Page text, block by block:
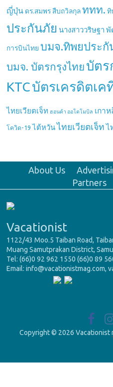
ญี่ปุ่น ดร.สมพร สืบถวิลกุล ททท. ทิ
ประกันภัย นางสาววริษฐา
การบินไทย บมจ.ทิพยประกั
บมจ. บัตรกรุงไทย บัตร
KTCบัตรเครดิตเค
ไทยเวียตเจ็ท ฮอนด้า ออโตโมบิล เกาห
โควิด-19 ไต้หวัน ไทยเวียตเจ็ท ไ
About Us
Partners
Vacationist
1122/43 Moo.5 Taiban Road,
Muang Samutprakan District,
Tel: (66)0 92 962 1550 (66)0 89
Email: info@vacationistmag.com,
Copyright © 2026 Vacationist